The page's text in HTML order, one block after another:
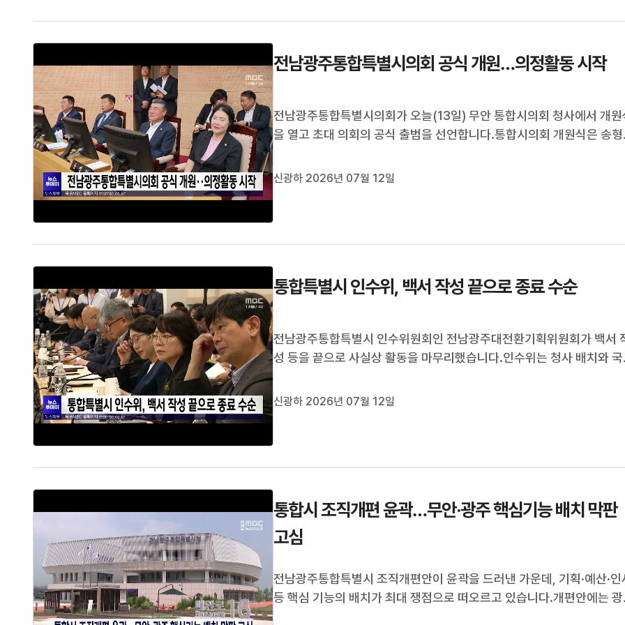
전남광주통합특별시의회 공식 개원…의정활동 시작
전남광주통합특별시의회가 오늘(13일) 무안 통합시의회 청사에서 개원
을 열고 초대 의회의 공식 출범을 선언합니다.통합시의회 개원식은 송형
대중 교육감, 지역국회의원 등의 축사와 표지석 제막식 순으로 진행될 예
신광하 2026년 07월 12일
통합특별시 인수위, 백서 작성 끝으로 종료 수순
전남광주통합특별시 인수위원회인 전남광주대전환기획위원회가 백서
성 등을 끝으로 사실상 활동을 마무리했습니다.인수위는 청사 배치와 국
현안을 정리해 시정 과제로 넘기고, 활동 종료 전 민형배 시장에게 백서를
신광하 2026년 07월 12일
통합시 조직개편 윤곽…무안·광주 핵심기능 배치 막판
고심
전남광주통합특별시 조직개편안이 윤곽을 드러낸 가운데, 기획·예산·인
등 핵심 기능의 배치가 최대 쟁점으로 떠오르고 있습니다.개편안에는 광